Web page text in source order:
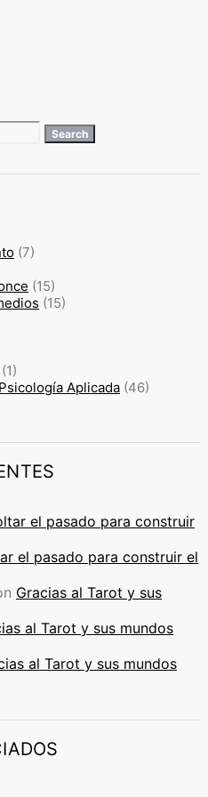
Search
(7)
(15)
(15)
(1)
Aplicada (46)
el pasado para construir
el pasado para construir el
Gracias al Tarot y sus
al Tarot y sus mundos
al Tarot y sus mundos